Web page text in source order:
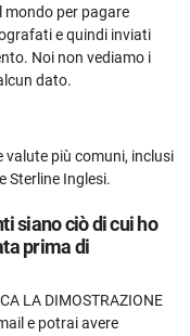
mondo per pagare
e quindi inviati
Noi non vediamo i
dato.
più comuni, inclusi
Sterline Inglesi.
siano ciò di cui ho
prima di
LA DIMOSTRAZIONE
e potrai avere